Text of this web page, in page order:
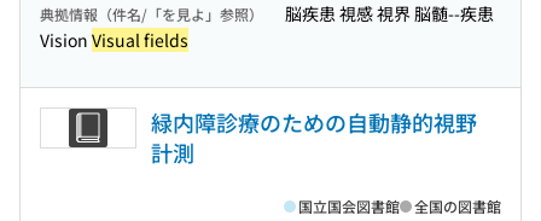
典拠情報（件名/「を見よ」参照）
脳疾患 視感 視界 脳髄--疾患
Vision Visual fields
緑内障診療のための自動静的視野
計測
国立国会図書館 全国の図書館